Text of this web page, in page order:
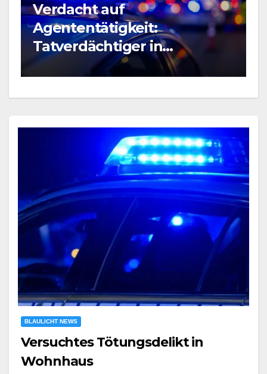
Verdacht auf
Agententätigkeit:
Tatverdächtiger in
Untersuchungshaft
BLAULICHT NEWS
Versuchtes Tötungsdelikt in
Wohnhaus